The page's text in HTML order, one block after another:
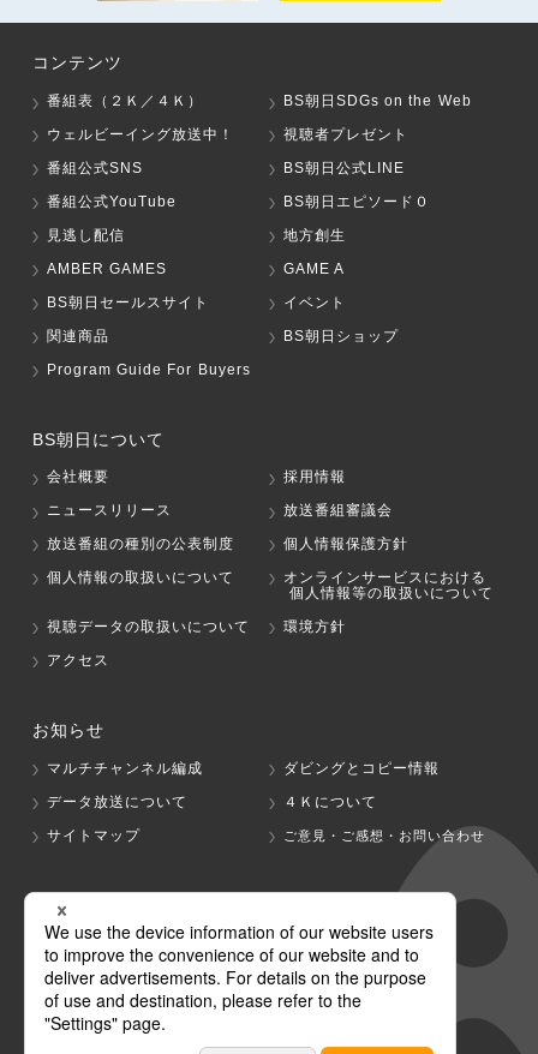
コンテンツ
番組表（２Ｋ／４Ｋ）
BS朝日SDGs on the Web
ウェルビーイング放送中！
視聴者プレゼント
番組公式SNS
BS朝日公式LINE
番組公式YouTube
BS朝日エピソード０
見逃し配信
地方創生
AMBER GAMES
GAME A
BS朝日セールスサイト
イベント
関連商品
BS朝日ショップ
Program Guide For Buyers
BS朝日について
会社概要
採用情報
ニュースリリース
放送番組審議会
放送番組の種別の公表制度
個人情報保護方針
個人情報の取扱いについて
オンラインサービスにおける
個人情報等の取扱いについて
視聴データの取扱いについて
環境方針
アクセス
お知らせ
マルチチャンネル編成
ダビングとコピー情報
データ放送について
４Ｋについて
サイトマップ
ご意見・ご感想・お問い合わせ
グループ会社
テレビ朝日 テレ朝チャンネル